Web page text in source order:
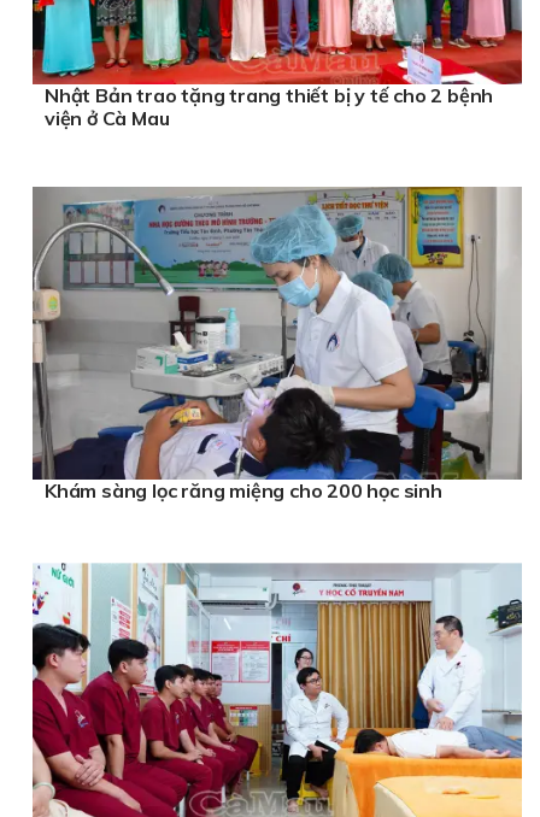
Nhật Bản trao tặng trang thiết bị y tế cho 2 bệnh
viện ở Cà Mau
Khám sàng lọc răng miệng cho 200 học sinh